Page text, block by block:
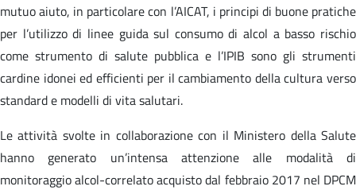
mutuo aiuto, in particolare con l’AICAT, i principi di buone pratiche
per l’utilizzo di linee guida sul consumo di alcol a basso rischio
come strumento di salute pubblica e l’IPIB sono gli strumenti
cardine idonei ed efficienti per il cambiamento della cultura verso
standard e modelli di vita salutari.
Le attività svolte in collaborazione con il Ministero della Salute
hanno generato un’intensa attenzione alle modalità di
monitoraggio alcol-correlato acquisto dal febbraio 2017 nel DPCM